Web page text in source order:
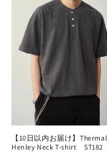
【10日以内お届け】Thermal
Henley Neck T-shirt ST182